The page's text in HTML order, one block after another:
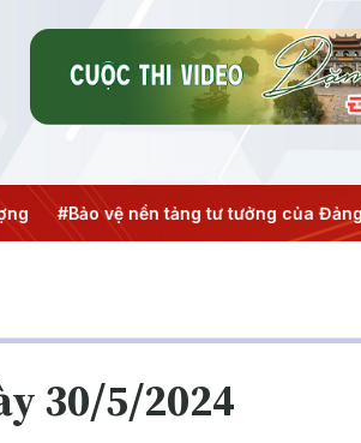
#Bảo vệ nền tảng tư tưởng của Đảng
30/5/2024